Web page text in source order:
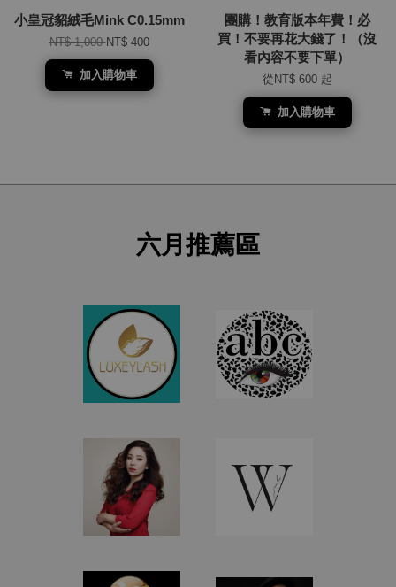
小皇冠貂絨毛Mink C0.15mm
NT$ 1,000NT$ 400
加入購物車
團購！教育版本年費！必
買！不要再花大錢了！（沒
看內容不要下單）
從NT$ 600 起
加入購物車
六月推薦區